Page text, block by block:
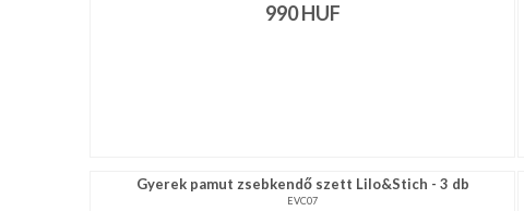
990HUF
Gyerek pamut zsebkendő szett Lilo&Stich - 3 db
EVC07